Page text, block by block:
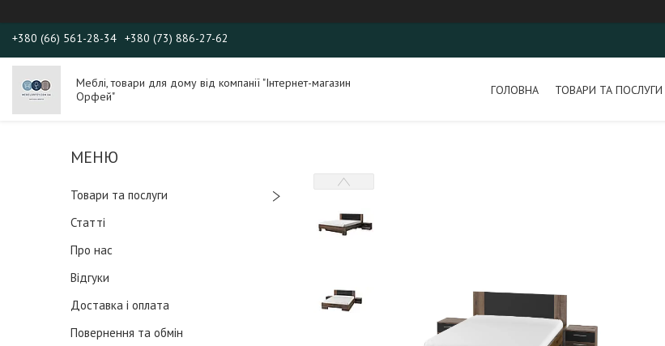
+380 (66) 561-28-34 +380 (73) 886-27-62
Меблі, товари для дому від компанії "Інтернет-магазин
Орфей"
ГОЛОВНА ТОВАРИ ТА ПОСЛУГИ
Товари та послуги
Статті
Про нас
Відгуки
Доставка і оплата
Повернення та обмін